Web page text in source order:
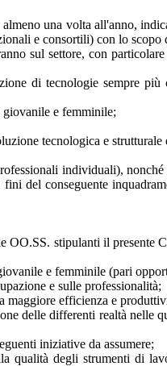
una volta all'anno,
e consortili) con lo scopo
sul settore, con
di tecnologie sempre
giovanile e femminile;
tecnologica e
individuali),
del conseguente
OO.SS. stipulanti il
e femminile (pari
e sulle professionalità;
maggiore efficienza e
delle differenti realtà
iniziative da assumere;
qualità degli strumenti di